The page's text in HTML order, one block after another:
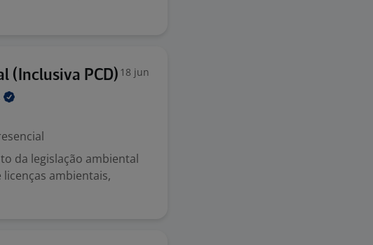
(Inclusiva PCD) 18 jun
da legislação ambiental
ambientais,